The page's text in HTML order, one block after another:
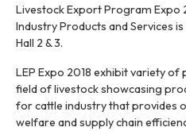
Livestock Export Program Expo
Industry Products and Services
Hall 2 & 3.
LEP Expo 2018 exhibit variety of
field of livestock showcasing
for cattle industry that provides
welfare and supply chain